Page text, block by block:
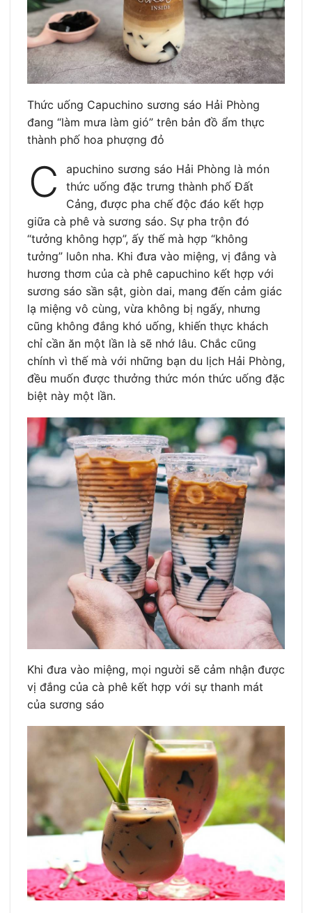
Thức uống Capuchino sương sáo Hải Phòng
đang “làm mưa làm gió” trên bản đồ ẩm thực
thành phố hoa phượng đỏ
C
apuchino sương sáo Hải Phòng là món
thức uống đặc trưng thành phố Đất
Cảng, được pha chế độc đáo kết hợp
giữa cà phê và sương sáo. Sự pha trộn đó
“tưởng không hợp”, ấy thế mà hợp “không
tưởng” luôn nha. Khi đưa vào miệng, vị đắng và
hương thơm của cà phê capuchino kết hợp với
sương sáo sần sật, giòn dai, mang đến cảm giác
lạ miệng vô cùng, vừa không bị ngấy, nhưng
cũng không đắng khó uống, khiến thực khách
chỉ cần ăn một lần là sẽ nhớ lâu. Chắc cũng
chính vì thế mà với những bạn du lịch Hải Phòng,
đều muốn được thưởng thức món thức uống đặc
biệt này một lần.
Khi đưa vào miệng, mọi người sẽ cảm nhận được
vị đắng của cà phê kết hợp với sự thanh mát
của sương sáo